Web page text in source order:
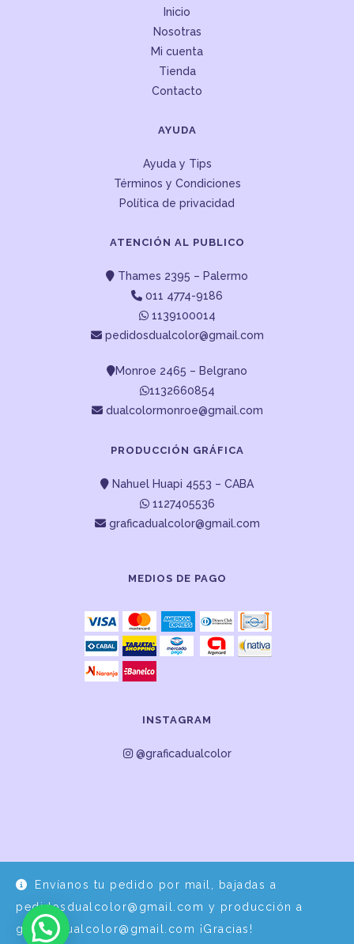
Envíanos tu pedido por mail, bajadas a
pedidosdualcolor@gmail.com y producción a
graficadualcolor@gmail.com ¡Gracias!
Inicio
Nosotras
Mi cuenta
Tienda
Contacto
AYUDA
Ayuda y Tips
Términos y Condiciones
Política de privacidad
ATENCIÓN AL PUBLICO
Thames 2395 – Palermo
011 4774-9186
1139100014
pedidosdualcolor@gmail.com
Monroe 2465 – Belgrano
1132660854
dualcolormonroe@gmail.com
PRODUCCIÓN GRÁFICA
Nahuel Huapi 4553 – CABA
1127405536
graficadualcolor@gmail.com
MEDIOS DE PAGO
INSTAGRAM
@graficadualcolor
Desarrollo y Diseño por EPDS Servicios Informáticos